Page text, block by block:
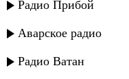
Радио Прибой
Аварское радио
Радио Ватан